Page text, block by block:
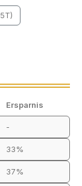
Ersparnis
-
33%
37%